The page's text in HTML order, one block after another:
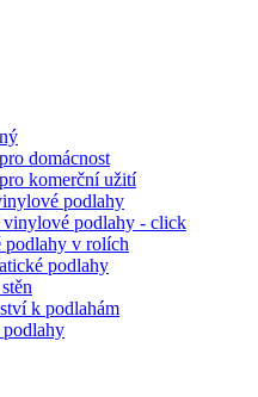
domácnost
komerční užití
podlahy
podlahy - click
v rolích
podlahy
k podlahám